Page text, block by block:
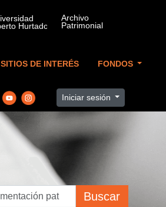
SITIOS DE INTERÉS FONDOS
Iniciar sesión
Buscar